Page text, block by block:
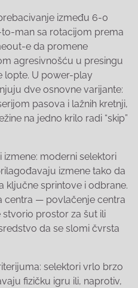
između 6-0
man sa rotacijom prema
e da promene
agresivnošću u presingu
lopte. U power-play
dve osnovne varijante:
pasova i lažnih kretnji,
na jedno krilo radi “skip”
moderni selektori
izmene tako da
ključne sprintove i odbrane.
centra — povlačenje centra
stvorio prostor za šut ili
da se slomi čvrsta
selektori vrlo brzo
fizičku igru ili, naprotiv,